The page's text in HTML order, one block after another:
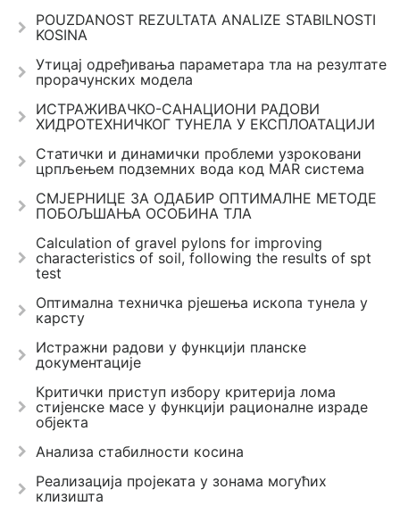
POUZDANOST REZULTATA ANALIZE STABILNOSTI
KOSINA
Утицај одређивања параметара тла на резултате
прорачунских модела
ИСТРАЖИВАЧКО-САНАЦИОНИ РАДОВИ
ХИДРОТЕХНИЧКОГ ТУНЕЛА У ЕКСПЛОАТАЦИЈИ
Статички и динамички проблеми узроковани
црпљењем подземних вода код MAR система
СМЈЕРНИЦЕ ЗА ОДАБИР ОПТИМАЛНЕ МЕТОДЕ
ПОБОЉШАЊА ОСОБИНА ТЛА
Calculation of gravel pylons for improving
characteristics of soil, following the results of spt
test
Оптимална техничка рјешења ископа тунела у
карсту
Истражни радови у функцији планске
документације
Критички приступ избору критерија лома
стијенске масе у функцији рационалне израде
објекта
Анализа стабилности косина
Реализација пројеката у зонама могућих
клизишта